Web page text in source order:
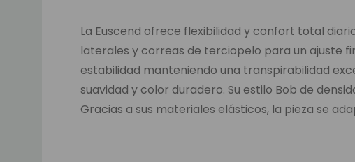
La Euscend ofrece flexibilidad y confort total
laterales y correas de terciopelo para un ajuste
estabilidad manteniendo una transpirabilidad
suavidad y color duradero. Su estilo Bob de
Gracias a sus materiales elásticos, la pieza se